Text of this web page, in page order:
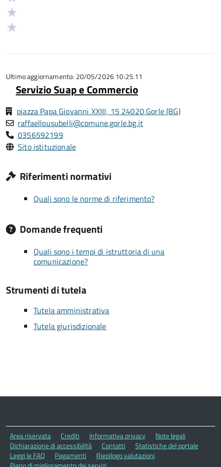
5
Ultimo aggiornamento: 20/05/2026 10:25.11
Servizio Suap e Commercio
piazza Papa Giovanni XXIII, 15 24020 Gorle (BG)
raffaellousubelli@comune.gorle.bg.it
0356592199
Sito istituzionale
Riferimenti normativi
Quali sono le norme di riferimento?
Domande frequenti
Quali sono i tempi di istruttoria di una
comunicazione?
Strumenti di tutela
Tutela amministrativa
Tutela giurisdizionale
Area riservata Crediti Informativa privacy
Note legali
Dichiarazione di accessibilità
Contatti
Statistiche del portale
Leggi le FAQ
Pagamenti
Riepilogo valutazioni